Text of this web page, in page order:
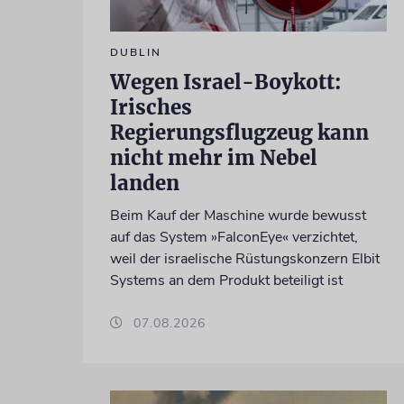
DUBLIN
Wegen Israel-Boykott:
Irisches
Regierungsflugzeug kann
nicht mehr im Nebel
landen
Beim Kauf der Maschine wurde bewusst
auf das System »FalconEye« verzichtet,
weil der israelische Rüstungskonzern Elbit
Systems an dem Produkt beteiligt ist
07.08.2026